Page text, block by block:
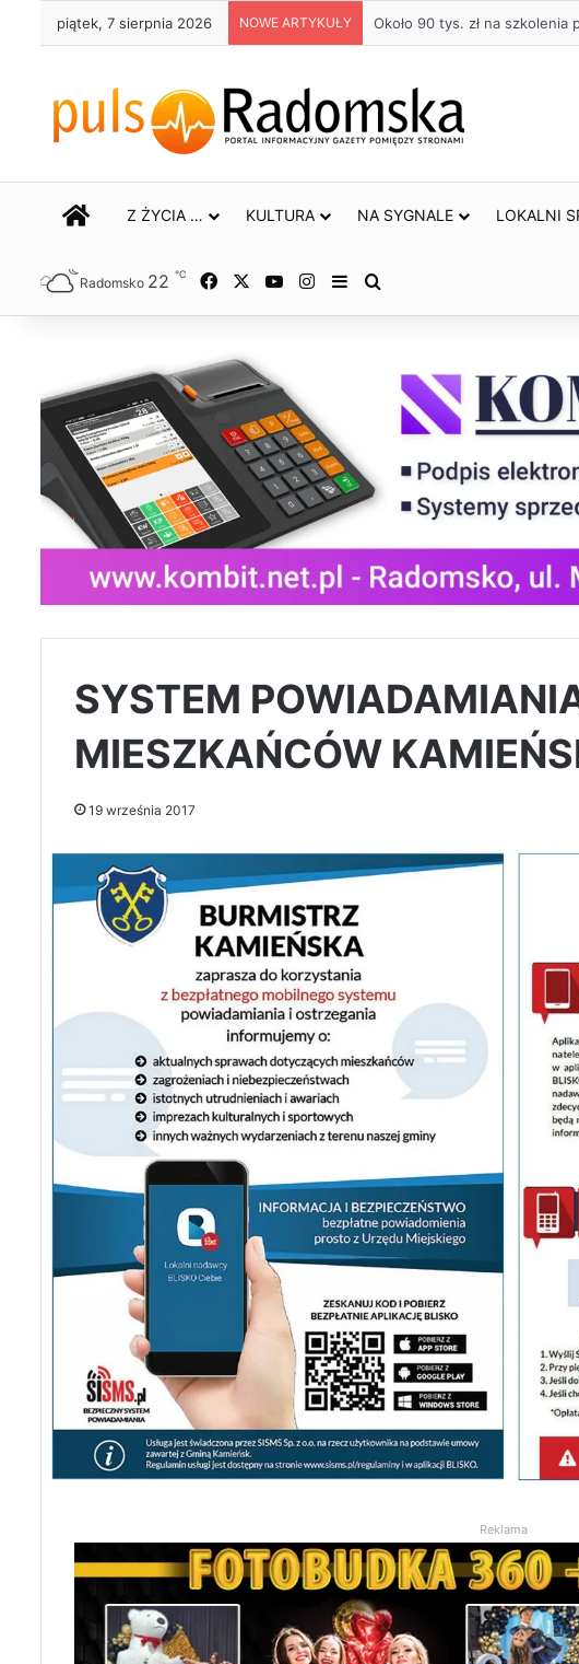
piątek, 7 sierpnia 2026 NOWE ARTYKUŁY Życie bez alkoholu – lepszy
STRONA GŁÓWNA
Z ŻYCIA … KULTURA NA SYGNALE LOKALNI
Radomsko 22 ℃ Facebook YouTubeInstagram
Sidebar
SYSTEM
MIESZKAŃCÓW
19 września 2017
Reklama